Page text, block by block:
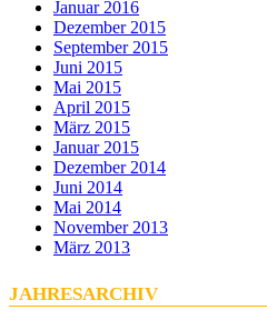
Januar 2016
Dezember 2015
September 2015
Juni 2015
Mai 2015
April 2015
März 2015
Januar 2015
Dezember 2014
Juni 2014
Mai 2014
November 2013
März 2013
JAHRESARCHIV